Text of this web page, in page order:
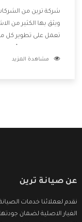
شركة ترين من
ويثق بها الكثير من
تعمل على تطوير كل
للعملاء أقوى
مشاهدة المزيد
عن صيانة ترين
نقدم لعملائنا خدمات
الغيار الاصلية لضمان